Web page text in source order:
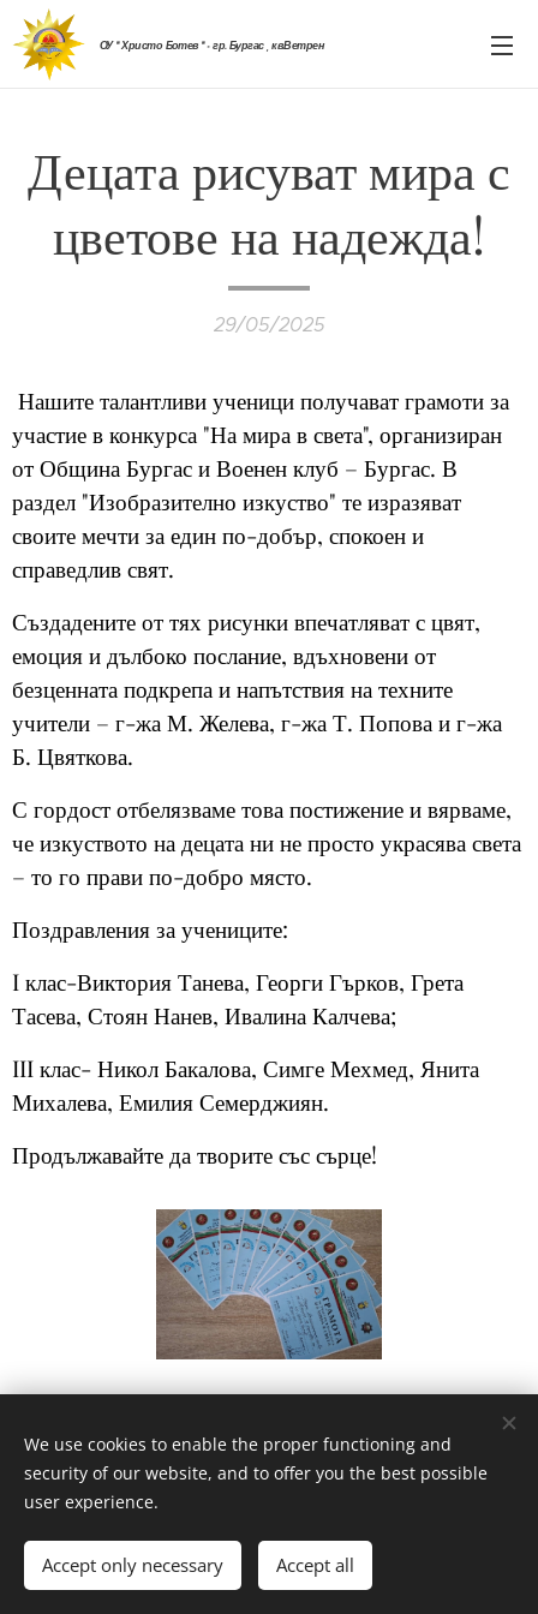
ОУ " Христо Ботев " - гр. Бургас , кв.Ветрен
Децата рисуват мира с
цветове на надежда!
29/05/2025
Нашите талантливи ученици получават грамоти за
участие в конкурса "На мира в света", организиран
от Община Бургас и Военен клуб – Бургас. В
раздел "Изобразително изкуство" те изразяват
своите мечти за един по-добър, спокоен и
справедлив свят.
Създадените от тях рисунки впечатляват с цвят,
емоция и дълбоко послание, вдъхновени от
безценната подкрепа и напътствия на техните
учители – г-жа М. Желева, г-жа Т. Попова и г-жа
Б. Цвяткова.
С гордост отбелязваме това постижение и вярваме,
че изкуството на децата ни не просто украсява света
– то го прави по-добро място.
Поздравления за учениците:
I клас-Виктория Танева, Георги Гърков, Грета
Тасева, Стоян Нанев, Ивалина Калчева;
III клас- Никол Бакалова, Симге Мехмед, Янита
Михалева, Емилия Семерджиян.
Продължавайте да творите със сърце!
© 2020ОУ"Христо Ботев"- гр.Бургас , кв.Ветрен
Powered by
Webnode Cookies
We use cookies to enable the proper functioning and
security of our website, and to offer you the best possible
user experience.
Accept only necessary Accept all